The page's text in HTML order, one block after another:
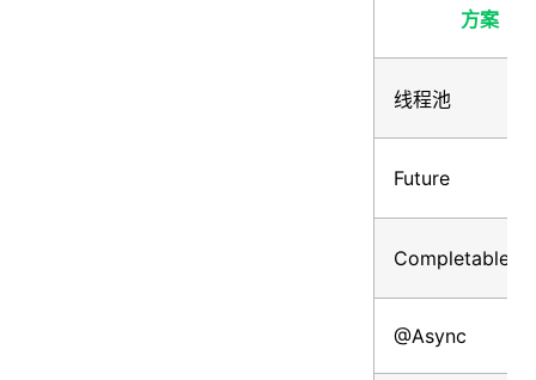
方案
线程池
Future
@Async